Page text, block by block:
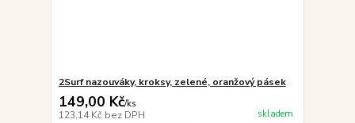
2Surf nazouváky, kroksy, zelené, oranžový pásek
149,00 Kč/ks
123,14 Kč bez DPH skladem